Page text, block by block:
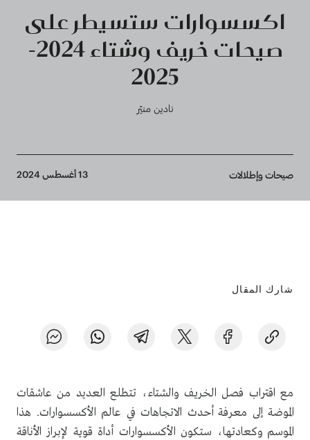
اكسسوارات ستسيطر على
صيحات خريف وشتاء 2024-
2025
نادين منيّر
Breadcrumb
صيحات وإطلالات 13 أغسطس 2024
شارك المقال
مع اقتراب فصل الخريف والشتاء، تتطلع العديد من عاشقات
الموضة إلى معرفة أحدث الاتجاهات في عالم الأكسسوارات. هذا
الموسم وكعادتها، ستكون الأكسسوارات أداة قوية لإبراز الأناقة